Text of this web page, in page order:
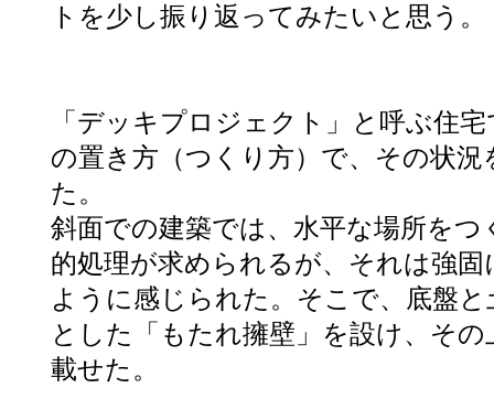
トを少し振り返ってみたいと思う。
「デッキプロジェクト」と呼ぶ住
の置き方（つくり方）で、その状
た。
斜面での建築では、水平な場所を
的処理が求められるが、それは強
ように感じられた。そこで、底盤
とした「もたれ擁壁」を設け、そ
載せた。